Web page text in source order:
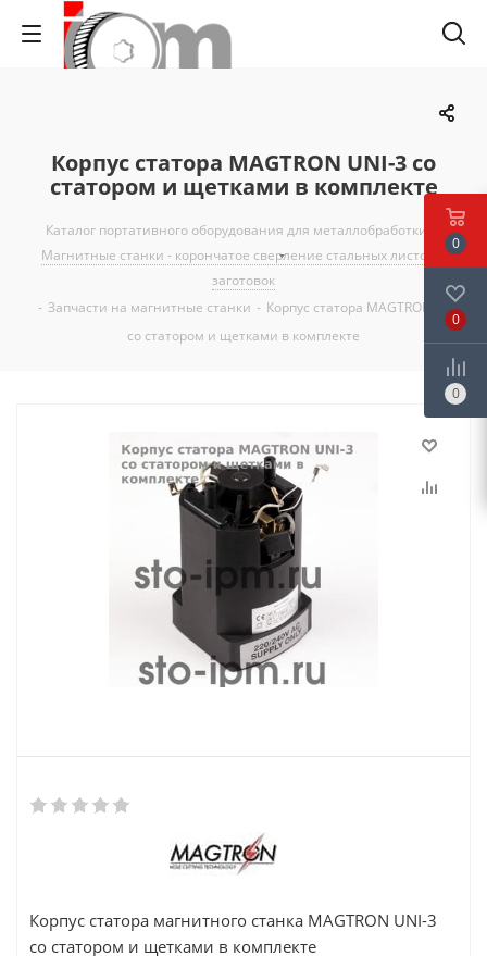
Корпус статора MAGTRON UNI-3 со
статором и щетками в комплекте
Каталог портативного оборудования для металлобработки
Магнитные станки - корончатое сверление стальных листов и
заготовок
- Запчасти на магнитные станки - Корпус статора MAGTRON UNI-3
со статором и щетками в комплекте
Корпус статора магнитного станка MAGTRON UNI-3
со статором и щетками в комплекте
0
0
0